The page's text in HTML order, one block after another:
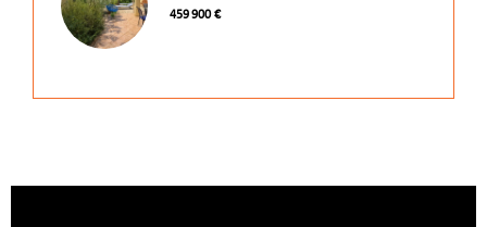
459 900 €